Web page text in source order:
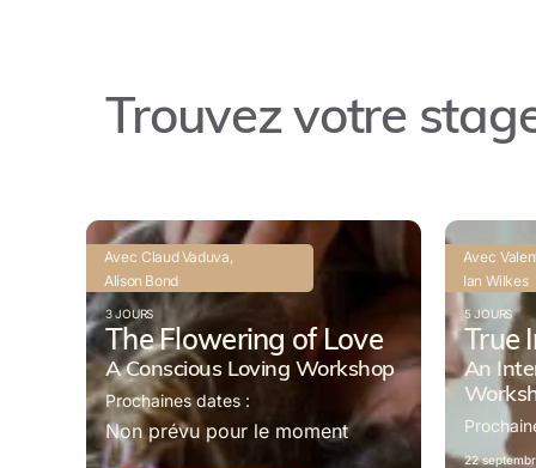
Trouvez votre
Avec Claud Vaduva,
Alison Bond
3 JOURS
The Flowering of Love
A Conscious Loving Workshop
Prochaines dates :
Non prévu pour le moment
Avec
Ian Wilkes
5 JOURS
True
An
22